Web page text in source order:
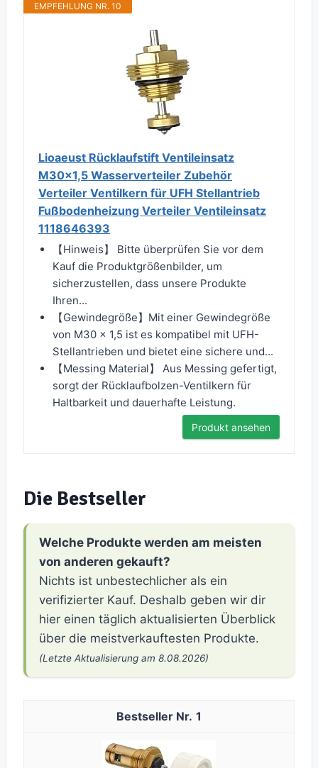
EMPFEHLUNG NR. 10
Lioaeust Rücklaufstift Ventileinsatz
M30x1,5 Wasserverteiler Zubehör
Verteiler Ventilkern für UFH Stellantrieb
Fußbodenheizung Verteiler Ventileinsatz
1118646393
【Hinweis】 Bitte überprüfen Sie vor dem
Kauf die Produktgrößenbilder, um
sicherzustellen, dass unsere Produkte
Ihren...
【Gewindegröße】Mit einer Gewindegröße
von M30 x 1,5 ist es kompatibel mit UFH-
Stellantrieben und bietet eine sichere und...
【Messing Material】 Aus Messing gefertigt,
sorgt der Rücklaufbolzen-Ventilkern für
Haltbarkeit und dauerhafte Leistung.
Produkt ansehen
Die Bestseller
Welche Produkte werden am meisten
von anderen gekauft?
Nichts ist unbestechlicher als ein
verifizierter Kauf. Deshalb geben wir dir
hier einen täglich aktualisierten Überblick
über die meistverkauftesten Produkte.
(Letzte Aktualisierung am 8.08.2026)
1